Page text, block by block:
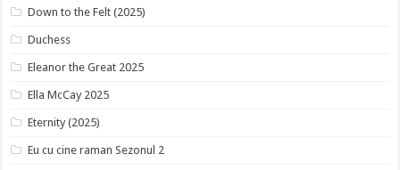
Down to the Felt (2025)
Duchess
Eleanor the Great 2025
Ella McCay 2025
Eternity (2025)
Eu cu cine raman Sezonul 2